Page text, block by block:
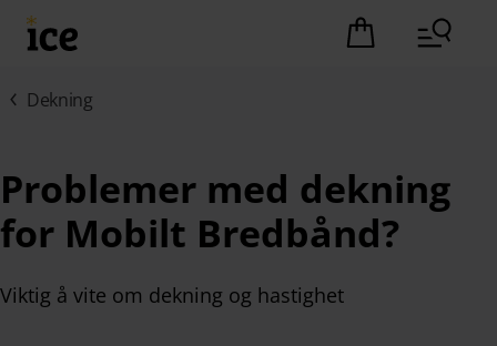
Hopp til hovedinnhold (Trykk Enter)
Det er ingen
Dekning
Problemer med dekning
for Mobilt Bredbånd?
Viktig å vite om dekning og hastighet